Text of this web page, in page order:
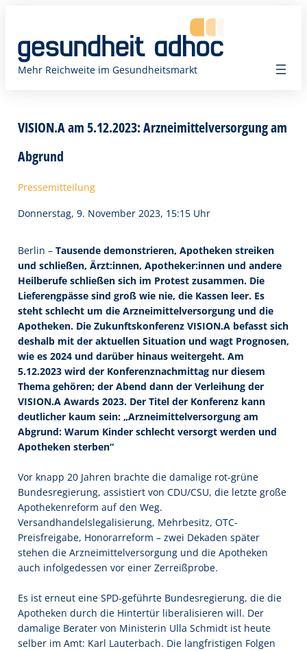
springen
Mehr Reichweite im Gesundheitsmarkt
VISION.A am 5.12.2023: Arzneimittelversorgung am
Abgrund
Pressemitteilung
Donnerstag, 9. November 2023, 15:15 Uhr
Berlin – Tausende demonstrieren, Apotheken streiken
und schließen, Ärzt:innen, Apotheker:innen und andere
Heilberufe schließen sich im Protest zusammen. Die
Lieferengpässe sind groß wie nie, die Kassen leer. Es
steht schlecht um die Arzneimittelversorgung und die
Apotheken. Die Zukunftskonferenz VISION.A befasst sich
deshalb mit der aktuellen Situation und wagt Prognosen,
wie es 2024 und darüber hinaus weitergeht. Am
5.12.2023 wird der Konferenznachmittag nur diesem
Thema gehören; der Abend dann der Verleihung der
VISION.A Awards 2023. Der Titel der Konferenz kann
deutlicher kaum sein: „Arzneimittelversorgung am
Abgrund: Warum Kinder schlecht versorgt werden und
Apotheken sterben“
Vor knapp 20 Jahren brachte die damalige rot-grüne
Bundesregierung, assistiert von CDU/CSU, die letzte große
Apothekenreform auf den Weg.
Versandhandelslegalisierung, Mehrbesitz, OTC-
Preisfreigabe, Honorarreform – zwei Dekaden später
stehen die Arzneimittelversorgung und die Apotheken
auch infolgedessen vor einer Zerreißprobe.
Es ist erneut eine SPD-geführte Bundesregierung, die die
Apotheken durch die Hintertür liberalisieren will. Der
damalige Berater von Ministerin Ulla Schmidt ist heute
selber im Amt: Karl Lauterbach. Die langfristigen Folgen